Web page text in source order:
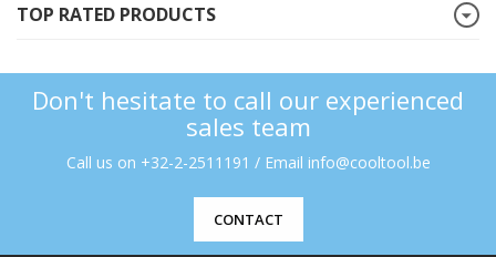
TOP RATED PRODUCTS
Don't hesitate to call our experienced
sales team
Call us on +32-2-2511191 / Email info@cooltool.be
CONTACT